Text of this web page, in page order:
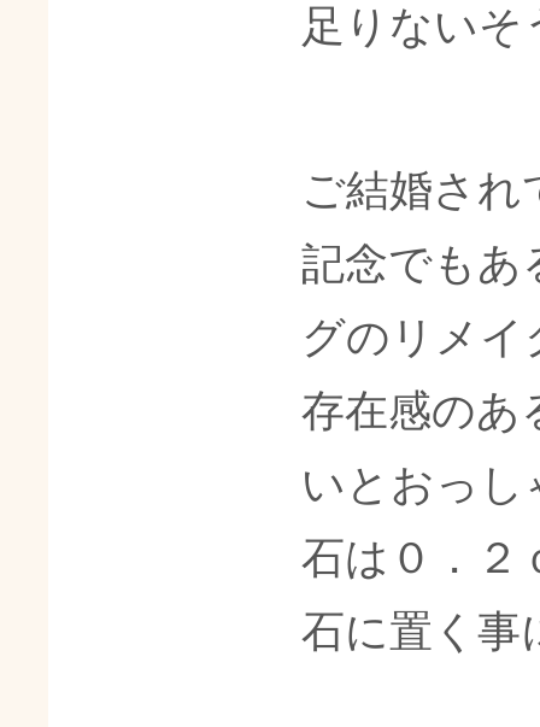
足りないそ
ご結婚され
記念でもあ
グのリメ
存在感のあ
いとおっ
石は０．２
石に置く事